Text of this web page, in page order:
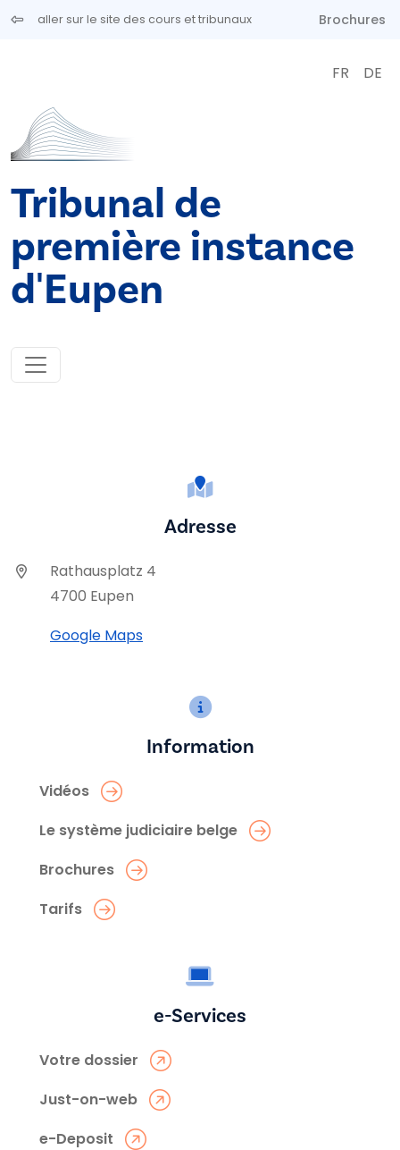
Aller au contenu principal
aller sur le site des cours et tribunaux Brochures
FR DE
Tribunal de
première instance
d'Eupen
Adresse
Rathausplatz 4
4700 Eupen
Google Maps
Information
Vidéos
Le système judiciaire belge
Brochures
Tarifs
e-Services
Votre dossier
Just-on-web
e-Deposit